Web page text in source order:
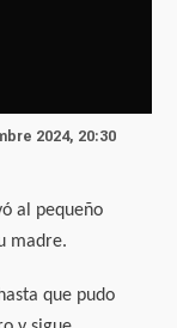
2024, 20:30
al pequeño
madre.
que pudo